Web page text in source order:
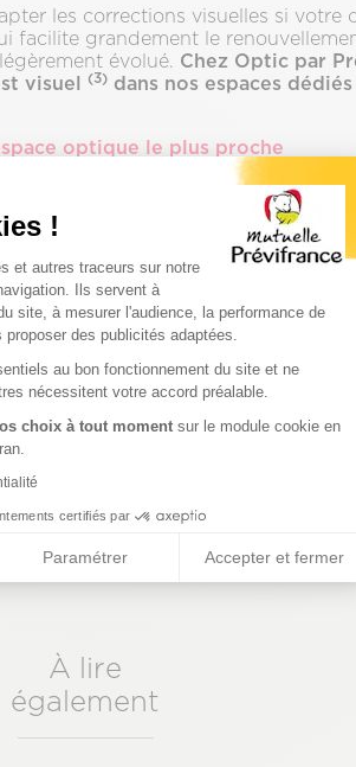
!
Gestion du
et autres traceurs sur notre
Ils servent à
site, à mesurer l'audience, la performance de
des publicités adaptées.
au bon fonctionnement du site et ne
nécessitent votre accord préalable.
choix à tout moment sur le module cookie en
certifiés par
Paramétrer Accepter et fermer
Axeptio consent
les corrections visuelles si votre
facilite grandement le
évolué. Chez Optic par
visuel (3) dans nos espaces
optique le plus proche
un suivi professionnel et
actives ou les familles, souvent
(2) Selon validité de votre ordonnance
d'une valeur de 10 € et offert pour
À lire
également